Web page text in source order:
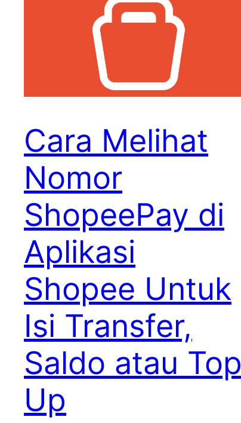
Cara Melihat
Nomor
ShopeePay di
Aplikasi
Shopee Untuk
Isi Transfer,
Saldo atau Top
Up